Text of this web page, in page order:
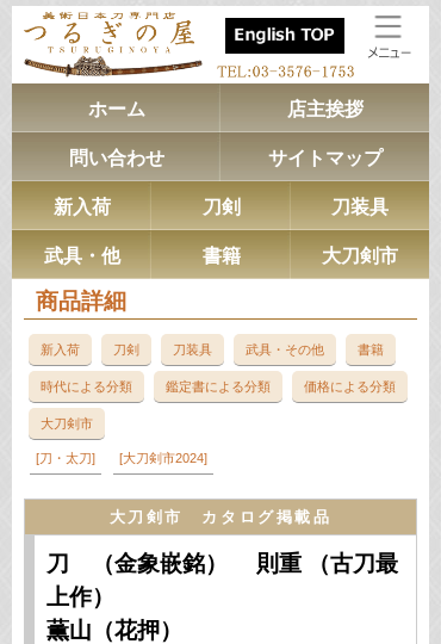
ホーム 店主挨拶
問い合わせ サイトマップ
新入荷 刀剣 刀装具
武具・他 書籍 大刀剣市
商品詳細
新入荷 刀剣 刀装具 武具・その他 書籍
時代による分類 鑑定書による分類 価格による分類
大刀剣市
刀・太刀 大刀剣市2024
大刀剣市 カタログ掲載品
刀 （金象嵌銘） 則重 （古刀最
上作）
薫山（花押）